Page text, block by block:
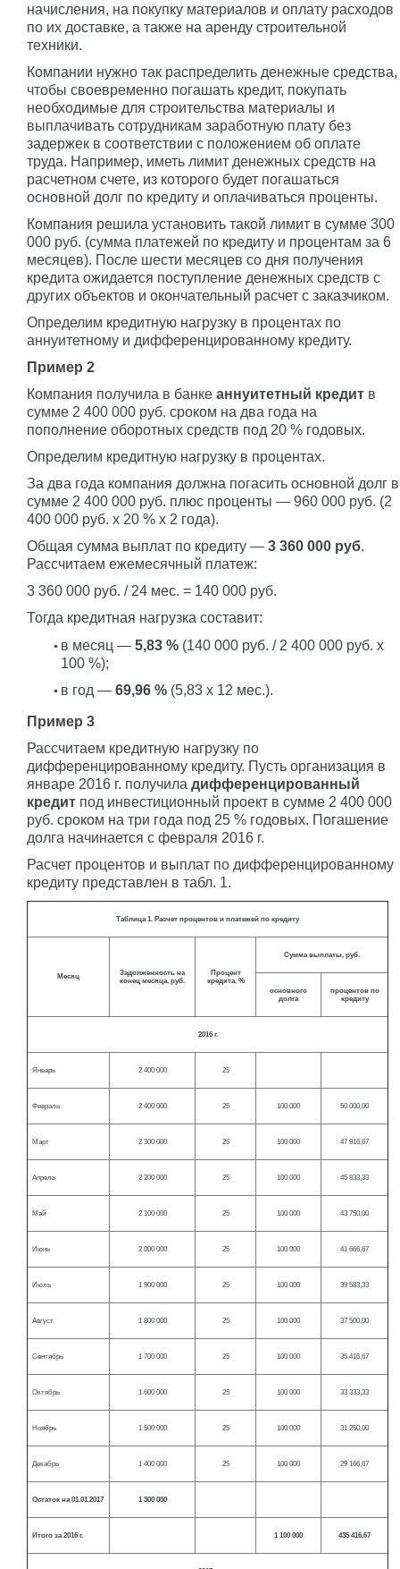
начисления, на покупку материалов и оплату расходов
по их доставке, а также на аренду строительной
техники.
Компании нужно так распределить денежные средства,
чтобы своевременно погашать кредит, покупать
необходимые для строительства материалы и
выплачивать сотрудникам заработную плату без
задержек в соответствии с положением об оплате
труда. Например, иметь лимит денежных средств на
расчетном счете, из которого будет погашаться
основной долг по кредиту и оплачиваться проценты.
Компания решила установить такой лимит в сумме 300
000 руб. (сумма платежей по кредиту и процентам за 6
месяцев). После шести месяцев со дня получения
кредита ожидается поступление денежных средств с
других объектов и окончательный расчет с заказчиком.
Определим кредитную нагрузку в процентах по
аннуитетному и дифференцированному кредиту.
Пример 2
Компания получила в банке аннуитетный кредит в
сумме 2 400 000 руб. сроком на два года на
пополнение оборотных средств под 20 % годовых.
Определим кредитную нагрузку в процентах.
За два года компания должна погасить основной долг в
сумме 2 400 000 руб. плюс проценты — 960 000 руб. (2
400 000 руб. x 20 % x 2 года).
Общая сумма выплат по кредиту — 3 360 000 руб.
Рассчитаем ежемесячный платеж:
3 360 000 руб. / 24 мес. = 140 000 руб.
Тогда кредитная нагрузка составит:
в месяц — 5,83 % (140 000 руб. / 2 400 000 руб. x
100 %);
в год — 69,96 % (5,83 x 12 мес.).
Пример 3
Рассчитаем кредитную нагрузку по
дифференцированному кредиту. Пусть организация в
январе 2016 г. получила дифференцированный
кредит под инвестиционный проект в сумме 2 400 000
руб. сроком на три года под 25 % годовых. Погашение
долга начинается с февраля 2016 г.
Расчет процентов и выплат по дифференцированному
кредиту представлен в табл. 1.
Таблица 1. Расчет процентов и платежей по кредиту
Месяц
Задолженность на
конец месяца, руб.
Процент
кредита, %
Сумма выплаты, руб.
основного
долга
процентов по
кредиту
2016 г.
Январь 2 400 000 25
Февраль 2 400 000 25 100 000 50 000,00
Март 2 300 000 25 100 000 47 916,67
Апрель 2 200 000 25 100 000 45 833,33
Май 2 100 000 25 100 000 43 750,00
Июнь 2 000 000 25 100 000 41 666,67
Июль 1 900 000 25 100 000 39 583,33
Август 1 800 000 25 100 000 37 500,00
Сентябрь 1 700 000 25 100 000 35 416,67
Октябрь 1 600 000 25 100 000 33 333,33
Ноябрь 1 500 000 25 100 000 31 250,00
Декабрь 1 400 000 25 100 000 29 166,67
Остаток на 01.01.2017 1 300 000
Итого за 2016 г. 1 100 000 435 416,67